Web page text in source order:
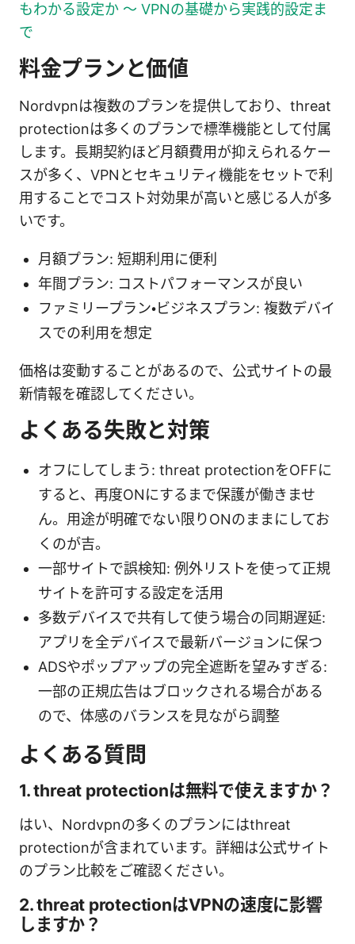
もわかる設定か 〜 VPNの基礎から実践的設定ま
で
料金プランと価値
Nordvpnは複数のプランを提供しており、threat
protectionは多くのプランで標準機能として付属
します。長期契約ほど月額費用が抑えられるケー
スが多く、VPNとセキュリティ機能をセットで利
用することでコスト対効果が高いと感じる人が多
いです。
月額プラン: 短期利用に便利
年間プラン: コストパフォーマンスが良い
ファミリープラン・ビジネスプラン: 複数デバイ
スでの利用を想定
価格は変動することがあるので、公式サイトの最
新情報を確認してください。
よくある失敗と対策
オフにしてしまう: threat protectionをOFFに
すると、再度ONにするまで保護が働きませ
ん。用途が明確でない限りONのままにしてお
くのが吉。
一部サイトで誤検知: 例外リストを使って正規
サイトを許可する設定を活用
多数デバイスで共有して使う場合の同期遅延:
アプリを全デバイスで最新バージョンに保つ
ADSやポップアップの完全遮断を望みすぎる:
一部の正規広告はブロックされる場合がある
ので、体感のバランスを見ながら調整
よくある質問
1. threat protectionは無料で使えますか？
はい、Nordvpnの多くのプランにはthreat
protectionが含まれています。詳細は公式サイト
のプラン比較をご確認ください。
2. threat protectionはVPNの速度に影響
しますか？